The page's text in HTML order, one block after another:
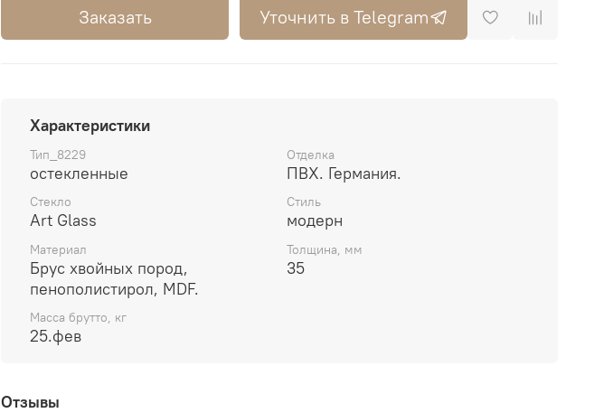
Заказать Уточнить в Telegram
Характеристики
Тип_8229
остекленные
Отделка
ПВХ. Германия.
Стекло
Art Glass
Стиль
модерн
Материал
Брус хвойных пород,
пенополистирол, MDF.
Толщина, мм
35
Масса брутто, кг
25.фев
Отзывы